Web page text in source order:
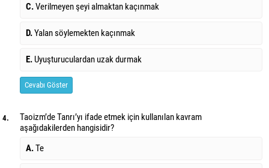
C.Verilmeyen şeyi almaktan kaçınmak
D.Yalan söylemekten kaçınmak
E. Uyuşturuculardan uzak durmak
Cevabı Göster
4.
Taoizm’de Tanrı’yı ifade etmek için kullanılan kavram
aşağıdakilerden hangisidir?
A.Te